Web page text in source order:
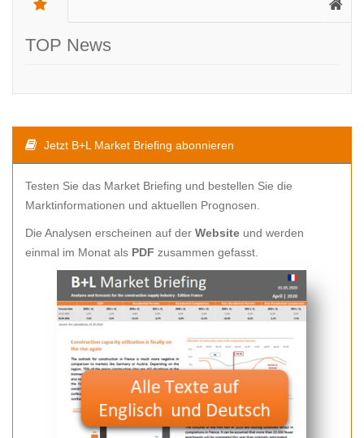
TOP News
Jetzt B+L Market Briefing abonnieren
Testen Sie das Market Briefing und bestellen Sie die
Marktinformationen und aktuellen Prognosen.
Die Analysen erscheinen auf der Website und werden
einmal im Monat als PDF zusammen gefasst.